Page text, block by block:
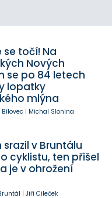
se točí! Na
Nových
se po 84 letech
lopatky
mlýna
Bílovec| Michal Slonina
v Bruntálu
cyklistu, ten přišel
je v ohrožení
| Jiří Cileček